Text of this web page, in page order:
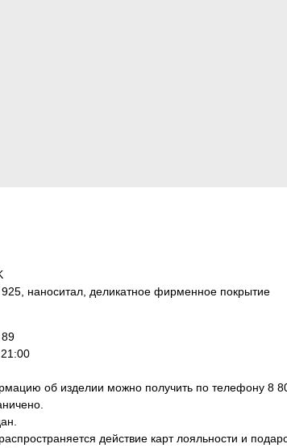
наноситал, деликатное фирменное покрытие
об изделии можно получить по телефону 8
действие карт лояльности и